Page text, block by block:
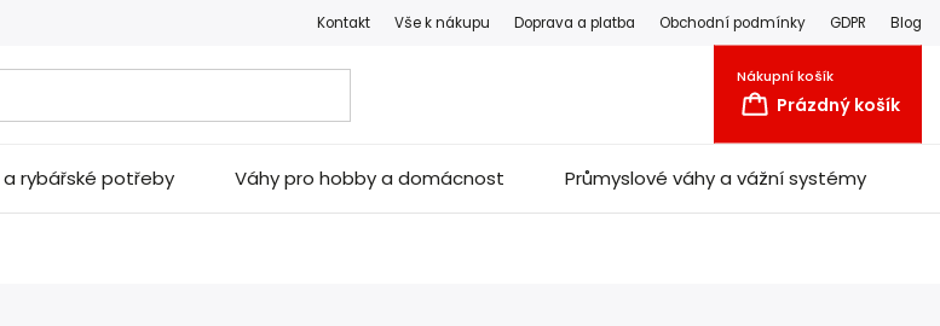
Kontakt Vše k nákupu Doprava a platba Obchodní podmínky GDPR Blog
Nákupní košík
Prázdný košík
rybářské potřeby Váhy pro hobby a domácnost Průmyslové váhy a vážní systémy